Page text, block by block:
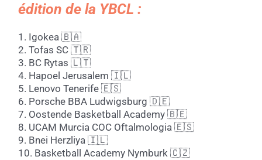
édition de la YBCL :
1. Igokea 🇧🇦
2. Tofas SC 🇹🇷
3. BC Rytas 🇱🇹
4. Hapoel Jerusalem 🇮🇱
5. Lenovo Tenerife 🇪🇸
6. Porsche BBA Ludwigsburg 🇩🇪
7. Oostende Basketball Academy 🇧🇪
8. UCAM Murcia COC Oftalmologia 🇪🇸
9. Bnei Herzliya 🇮🇱
10. Basketball Academy Nymburk 🇨🇿